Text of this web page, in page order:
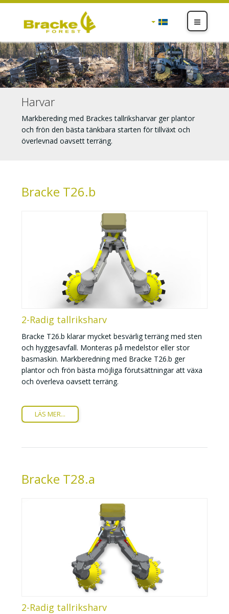
Harvar
Markbereding med Brackes tallriksharvar ger plantor
och frön den bästa tänkbara starten för tillväxt och
överlevnad oavsett terräng.
Bracke T26.b
2-Radig tallriksharv
Bracke T26.b klarar mycket besvärlig terräng med sten
och hyggesavfall. Monteras på medelstor eller stor
basmaskin. Markberedning med Bracke T26.b ger
plantor och frön bästa möjliga förutsättningar att växa
och överleva oavsett terräng.
LÄS MER...
Bracke T28.a
2-Radig tallriksharv